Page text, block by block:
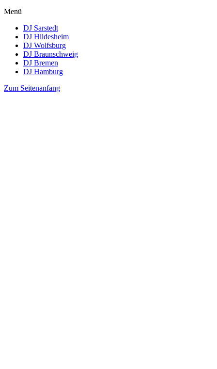
Menü
DJ Sarstedt
DJ Hildesheim
DJ Wolfsburg
DJ Braunschweig
DJ Bremen
DJ Hamburg
Zum Seitenanfang